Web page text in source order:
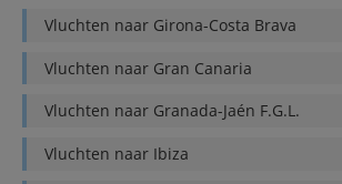
Vluchten naar Girona-Costa Brava
Vluchten naar Gran Canaria
Vluchten naar Granada-Jaén F.G.L.
Vluchten naar Ibiza